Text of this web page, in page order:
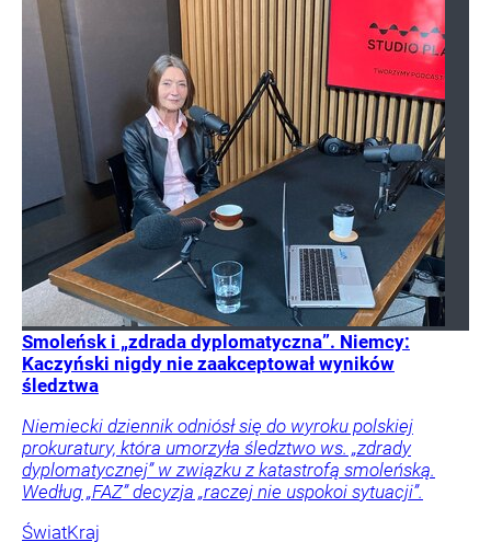
Smoleńsk i „zdrada dyplomatyczna”. Niemcy:
Kaczyński nigdy nie zaakceptował wyników
śledztwa
Niemiecki dziennik odniósł się do wyroku polskiej
prokuratury, która umorzyła śledztwo ws. „zdrady
dyplomatycznej” w związku z katastrofą smoleńską.
Według „FAZ” decyzja „raczej nie uspokoi sytuacji”.
ŚwiatKraj